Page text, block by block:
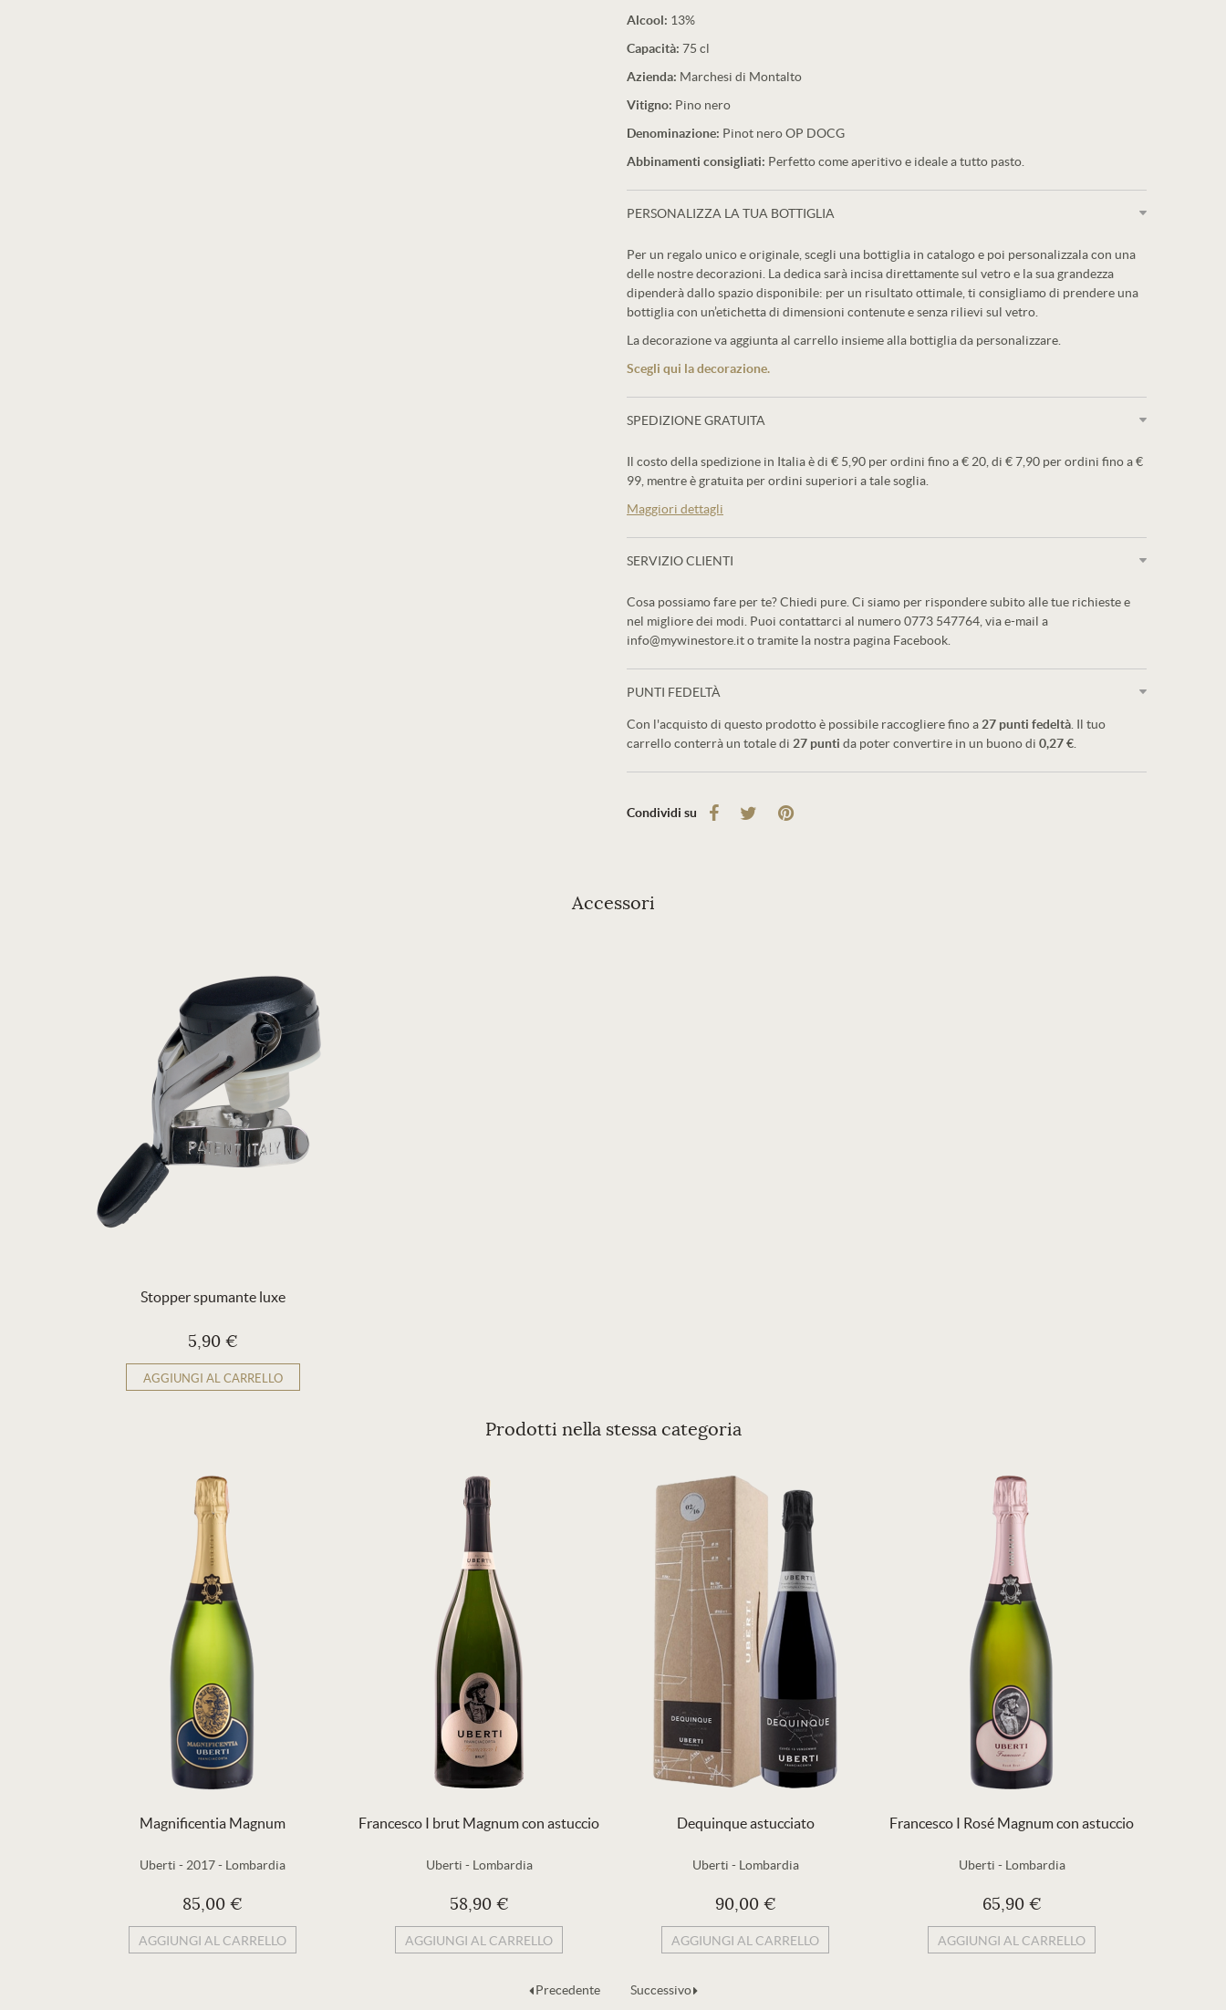
Alcool: 13%
Capacità: 75 cl
Azienda: Marchesi di Montalto
Vitigno: Pino nero
Denominazione: Pinot nero OP DOCG
Abbinamenti consigliati: Perfetto come aperitivo e ideale a tutto pasto.
PERSONALIZZA LA TUA BOTTIGLIA
Per un regalo unico e originale, scegli una bottiglia in catalogo e poi personalizzala con una
delle nostre decorazioni. La dedica sarà incisa direttamente sul vetro e la sua grandezza
dipenderà dallo spazio disponibile: per un risultato ottimale, ti consigliamo di prendere una
bottiglia con un’etichetta di dimensioni contenute e senza rilievi sul vetro.
La decorazione va aggiunta al carrello insieme alla bottiglia da personalizzare.
Scegli qui la decorazione.
SPEDIZIONE GRATUITA
Il costo della spedizione in Italia è di € 5,90 per ordini fino a € 20, di € 7,90 per ordini fino a €
99, mentre è gratuita per ordini superiori a tale soglia.
Maggiori dettagli
SERVIZIO CLIENTI
Cosa possiamo fare per te? Chiedi pure. Ci siamo per rispondere subito alle tue richieste e
nel migliore dei modi. Puoi contattarci al numero 0773 547764, via e-mail a
info@mywinestore.it o tramite la nostra pagina Facebook.
PUNTI FEDELTÀ
Con l'acquisto di questo prodotto è possibile raccogliere fino a 27 punti fedeltà . Il tuo
carrello conterrà un totale di 27 punti da poter convertire in un buono di 0,27 €
Condividi su
Accessori
Stopper spumante luxe
5,90 €
AGGIUNGI AL CARRELLO
Prodotti nella stessa categoria
Magnificentia Magnum
Uberti - 2017- Lombardia
85,00 €
AGGIUNGI AL CARRELLO
Francesco I brut Magnum con astuccio
Uberti - Lombardia
58,90 €
AGGIUNGI AL CARRELLO
Dequinque astucciato
Uberti - Lombardia
90,00 €
AGGIUNGI AL CARRELLO
Francesco I Rosé Magnum con astuccio
Uberti - Lombardia
65,90 €
AGGIUNGI AL CARRELLO
Precedente Successivo